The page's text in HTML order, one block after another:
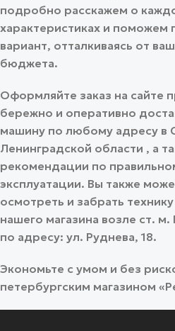
подробно расскажем о
характеристиках и поможем
вариант, отталкиваясь от
бюджета.
Оформляйте заказ на сайте
бережно и оперативно
машину по любому адресу в
Ленинградской области , а
рекомендации по
эксплуатации. Вы также
осмотреть и забрать
нашего магазина возле ст.
по адресу: ул. Руднева, 18.
Экономьте с умом и без
петербургским магазином